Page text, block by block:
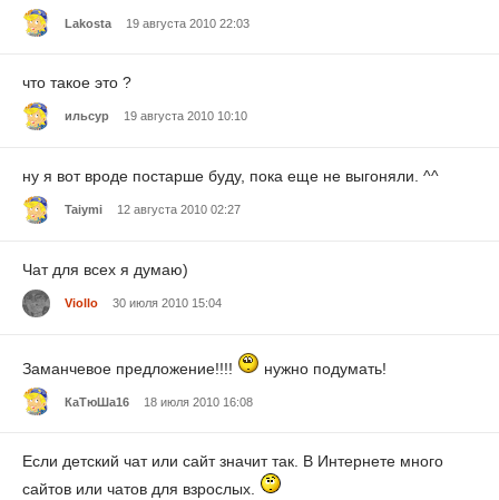
Lakosta 19 августа 2010 22:03
что такое это ?
ильсур 19 августа 2010 10:10
ну я вот вроде постарше буду, пока еще не выгоняли. ^^
Taiymi 12 августа 2010 02:27
Чат для всех я думаю)
Viollo 30 июля 2010 15:04
Заманчевое предложение!!!! нужно подумать!
КаТюШа16 18 июля 2010 16:08
Если детский чат или сайт значит так. В Интернете много
сайтов или чатов для взрослых.